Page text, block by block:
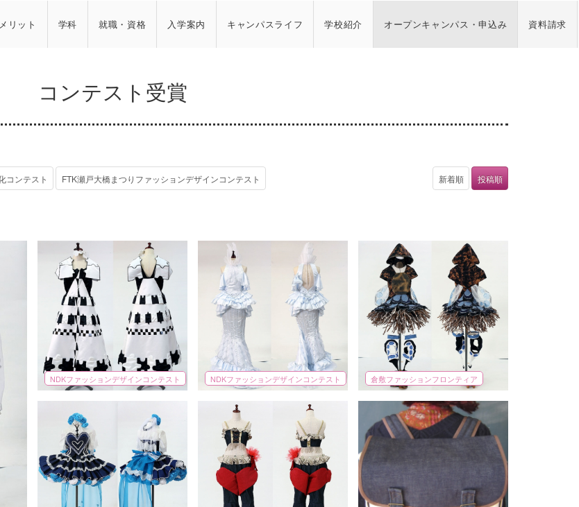
メリット 学科 就職・資格 入学案内 キャンパスライフ 学校紹介 オープンキャンパス・申込み 資料請求
コンテスト受賞
コンテスト FTK瀬戸大橋まつりファッションデザインコンテスト 新着順 投稿順
NDKファッションデザインコンテスト NDKファッションデザインコンテスト 倉敷ファッションフロンティア